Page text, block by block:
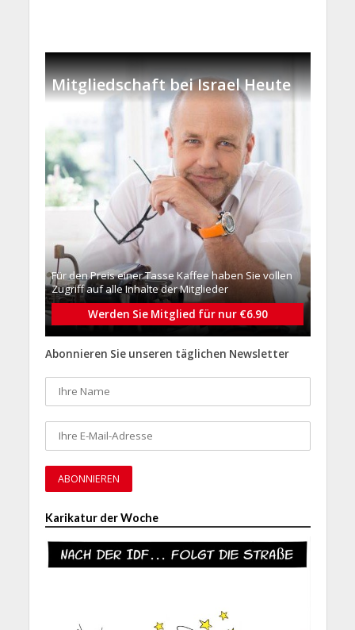
Mitgliedschaft bei Israel Heute
Für den Preis einer Tasse Kaffee haben Sie vollen
Zugriff auf alle Inhalte der Mitglieder
Werden Sie Mitglied für nur €6.90
Abonnieren Sie unseren täglichen Newsletter
Karikatur der Woche